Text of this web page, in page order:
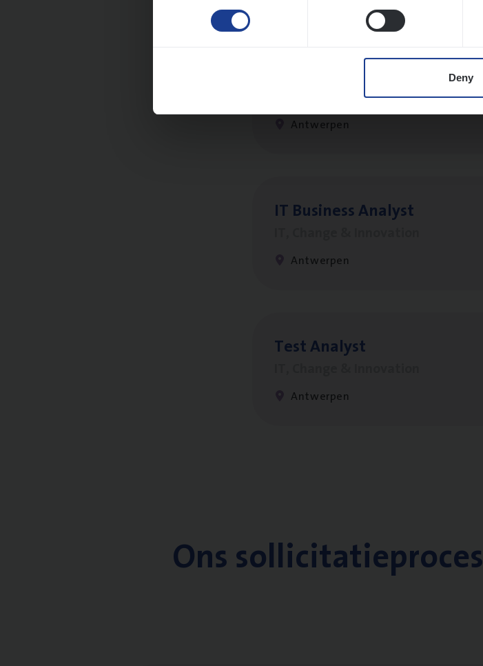
Deny
Insu­ran­ce Bro­ker Trans­port
Sales Management
Antwerpen
IT Busi­ness Analyst
Antwerpen
Test Ana­lyst
Antwerpen
Ons sollicitatieproces